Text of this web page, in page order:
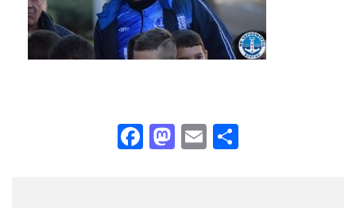
Facebook
Mastodon
Email